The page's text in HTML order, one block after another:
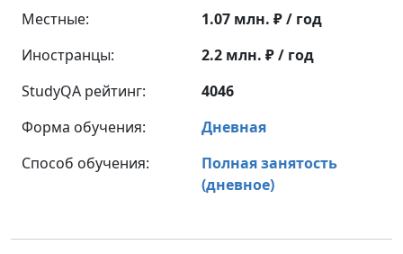
Местные:
1.07 млн. ₽ / год
Иностранцы:
2.2 млн. ₽ / год
StudyQA рейтинг:
4046
Форма обучения:
Дневная
Способ обучения:
Полная занятость
(дневное)